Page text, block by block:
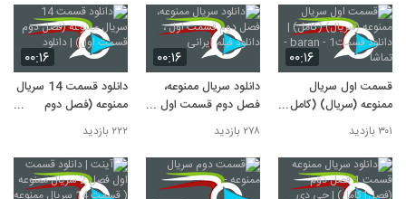
۰۰:۱۶
قسمت اول سریال
ممنوعه (سریال) (کامل)
baran - تماشا
۳۰۱ بازدید
۰۰:۱۶
دانلود سریال ممنوعه،
فصل دوم قسمت اول ،
دانلود فیلم ایرانی
۲۷۸ بازدید
۰۰:۱۶
دانلود قسمت 14 سریال
ممنوعه (فصل دوم
قسمت اول) | دانلود
۲۲۲ بازدید